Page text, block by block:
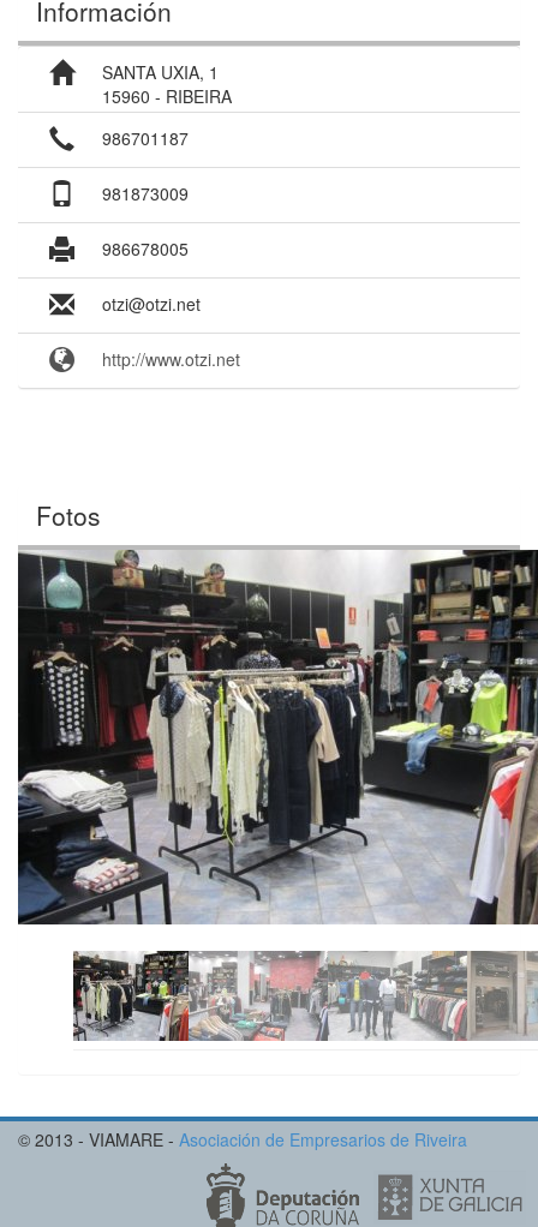
Información
SANTA UXIA, 1
15960 - RIBEIRA
986701187
981873009
986678005
otzi@otzi.net
http://www.otzi.net
Fotos
© 2013 - VIAMARE - Asociación de Empresarios de Riveira